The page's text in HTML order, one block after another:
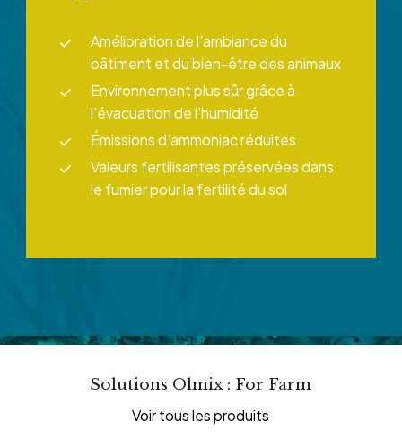
Amélioration de l’ambiance du
bâtiment et du bien-être des animaux
Environnement plus sûr grâce à
l’évacuation de l’humidité
Émissions d’ammoniac réduites
Valeurs fertilisantes préservées dans
le fumier pour la fertilité du sol
Solutions Olmix : For Farm
Voir tous les produits